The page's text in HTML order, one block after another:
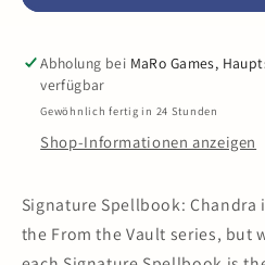
Chandra
Chandra
Abholung bei MaRo Games,
verfügbar
Gewöhnlich fertig in 24 Stunden
Shop-Informationen anzeigen
Signature Spellbook:
the From the Vault series, but